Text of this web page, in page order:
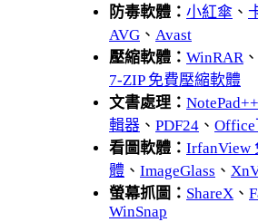
防毒軟體： 小紅傘 、
AVG 、 Avast
壓縮軟體： WinRAR、
7-ZIP 免費壓縮軟體
文書處理：
輯器 、 PDF24 、
看圖軟體： IrfanView
體 、 ImageGlass 、
螢幕抓圖： ShareX 、
WinSnap